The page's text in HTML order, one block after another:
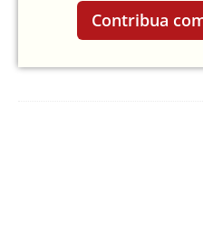
Contribua